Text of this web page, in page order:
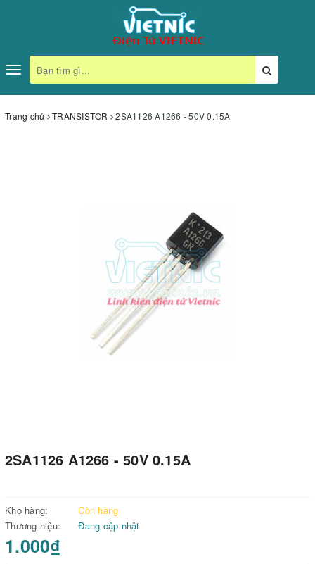
Toggle
navigation
Trang chủ TRANSISTOR 2SA1126 A1266 - 50V 0.15A
2SA1126 A1266 - 50V 0.15A
Kho hàng:
Còn hàng
Thương hiệu:
Đang cập nhật
1.000₫